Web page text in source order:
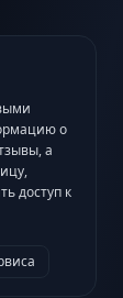
о
а
доступ к